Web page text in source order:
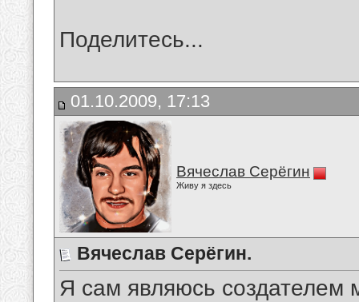
Поделитесь...
01.10.2009, 17:13
Вячеслав Серёгин
Живу я здесь
Вячеслав Серёгин.
Я сам являюсь создателем